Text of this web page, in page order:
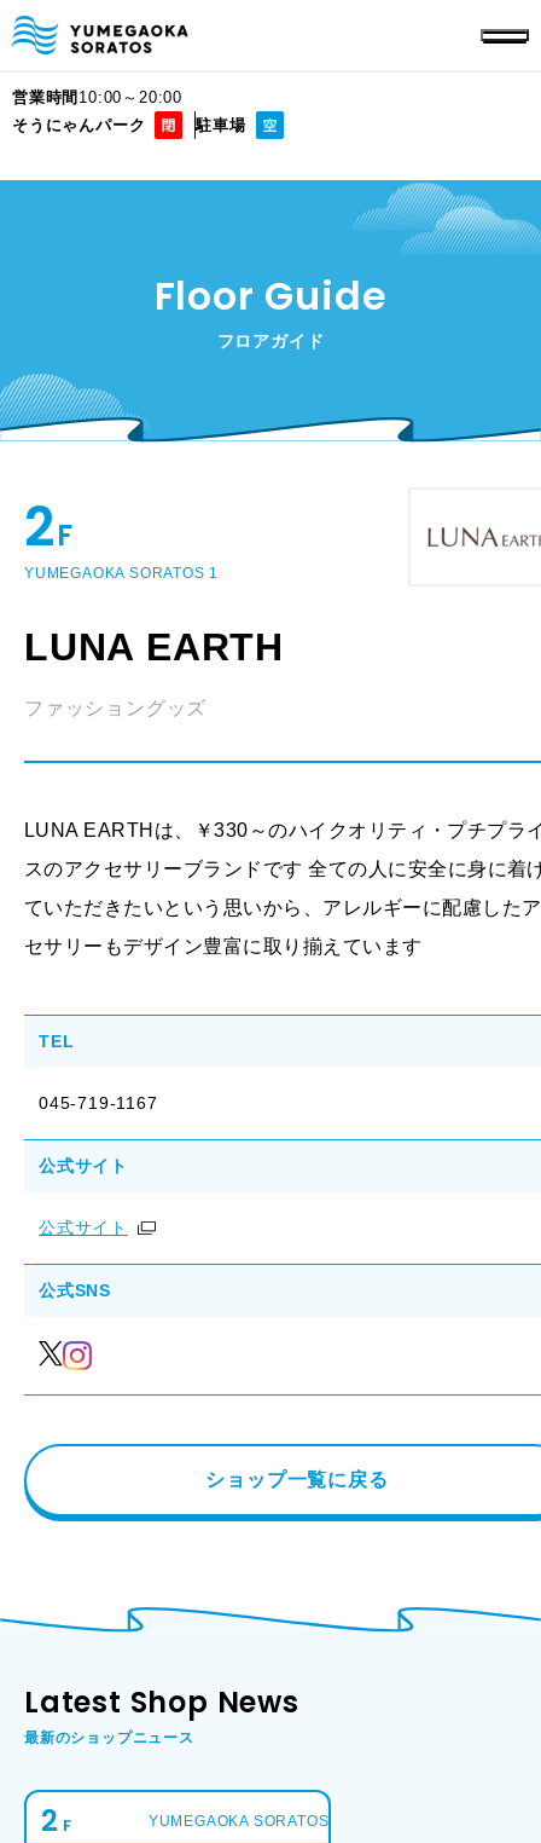
営業時間 10:00～20:00
そうにゃんパーク
駐車場
Floor Guide
フロアガイド
LUNA EARTH
ファッショングッズ
2F
YUMEGAOKA SORATOS 1
LUNA EARTHは、￥330～のハイクオリティ・プチプラ
スのアクセサリーブランドです 全ての人に安全に身に着
ていただきたいという思いから、アレルギーに配慮した
セサリーもデザイン豊富に取り揃えています
TEL
045-719-1167
公式サイト
公式サイト
公式SNS
ショップ一覧に戻る
Latest Shop News
最新のショップニュース
2 YUMEGAOKA SORATOS 1